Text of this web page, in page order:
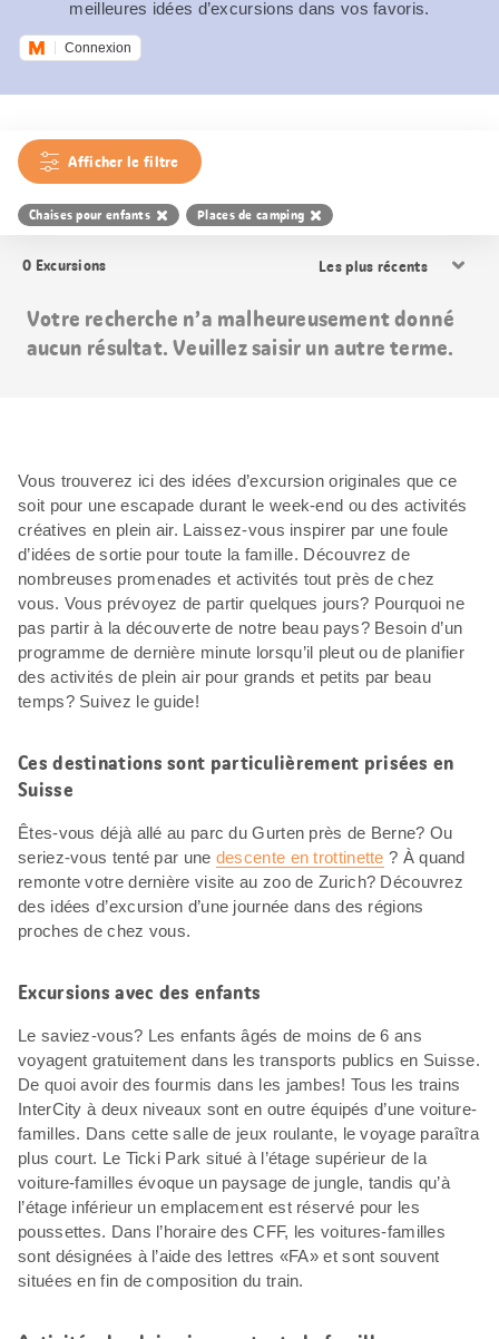
meilleures idées d’excursions dans vos favoris.
Connexion
Afficher le filtre
Chaises pour enfants Places de camping
0 Excursions
les
Votre recherche n’a malheureusement donné
aucun résultat. Veuillez saisir un autre terme.
Vous trouverez ici des idées d’excursion originales que ce
soit pour une escapade durant le week-end ou des activités
créatives en plein air. Laissez-vous inspirer par une foule
d’idées de sortie pour toute la famille. Découvrez de
nombreuses promenades et activités tout près de chez
vous. Vous prévoyez de partir quelques jours? Pourquoi ne
pas partir à la découverte de notre beau pays? Besoin d’un
programme de dernière minute lorsqu’il pleut ou de planifier
des activités de plein air pour grands et petits par beau
temps? Suivez le guide!
Ces destinations sont particulièrement prisées en
Suisse
Êtes-vous déjà allé au parc du Gurten près de Berne? Ou
seriez-vous tenté par une descente en trottinette ? À quand
remonte votre dernière visite au zoo de Zurich? Découvrez
des idées d’excursion d’une journée dans des régions
proches de chez vous.
Excursions avec des enfants
Le saviez-vous? Les enfants âgés de moins de 6 ans
voyagent gratuitement dans les transports publics en Suisse.
De quoi avoir des fourmis dans les jambes! Tous les trains
InterCity à deux niveaux sont en outre équipés d’une voiture-
familles. Dans cette salle de jeux roulante, le voyage paraîtra
plus court. Le Ticki Park situé à l’étage supérieur de la
voiture-familles évoque un paysage de jungle, tandis qu’à
l’étage inférieur un emplacement est réservé pour les
poussettes. Dans l’horaire des CFF, les voitures-familles
sont désignées à l’aide des lettres «FA» et sont souvent
situées en fin de composition du train.